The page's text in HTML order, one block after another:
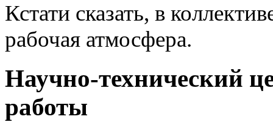
Кстати сказать, в
рабочая атмосфера.
Научно-технический
работы